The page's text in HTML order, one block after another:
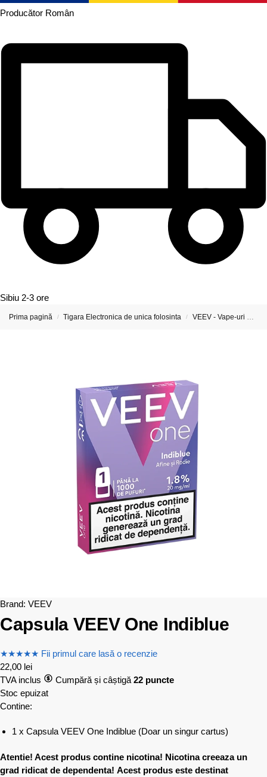
Producător Român
Sibiu 2-3 ore
Prima pagină / Tigara Electronica de unica folosinta / VEEV - Vape-uri Reîncărcabile și Capsule Preumplute
Brand: VEEV
Capsula VEEV One Indiblue
★★★★★ Fii primul care lasă o recenzie
22,00 lei
TVA inclus
Cumpără și câștigă 22 puncte
Stoc epuizat
Contine:
1 x Capsula VEEV One Indiblue (Doar un singur cartus)
Atentie! Acest produs contine nicotina! Nicotina creeaza un
grad ridicat de dependenta! Acest produs este destinat